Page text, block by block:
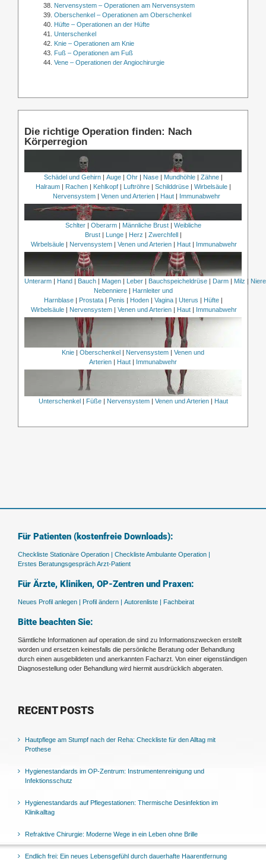
Nervensystem – Operationen am Nervensystem
Oberschenkel – Operationen am Oberschenkel
Hüfte – Operationen an der Hüfte
Unterschenkel
Knie – Operationen am Knie
Fuß – Operationen am Fuß
Vene – Operationen der Angiochirurgie
Die richtige Operation finden: Nach
Körperregion
Schädel und Gehirn| Auge| Ohr| Nase| Mundhöhle| Zähne|
Halraum| Rachen| Kehlkopf| Luftröhre| Schilddrüse| Wirbelsäule|
Nervensystem | Venen und Arterien | Haut | Immunabwehr
Schlter| Oberarm| Männliche Brust| Weibliche
Brust| Lunge| Herz Zwerchfell
Wirbelsäule
Nervensystem Venen und Arterien Haut Immunabwehr
Unterarm| Hand Bauch| Magen| Leber| Bauchspeicheldrüse| Darm| Milz
Nebenniere|
Harnleiter und
Harnblase| Prostata| Penis Hoden| Vagina| Uterus Hüfte|
Wirbelsäule
Nervensystem Venen und Arterien Haut Immunabwehr
Knie | Oberschenkel | Nervensystem | Venen und
Arterien | Haut | Immunabwehr
Unterschenkel| Füße| Nervensystem| Venen und Arterien| Haut
Für Patienten (kostenfreie Downloads):
Checkliste Stationäre Operation | Checkliste Ambulante Operation |
Erstes Beratungsgespräch Arzt-Patient
Für Ärzte, Kliniken, OP-Zentren und Praxen:
Neues Profil anlegen | Profil ändern | Autorenliste | Fachbeirat
Bitte beachten Sie:
Sämtliche Informationen auf operation.de sind zu Informationszwecken erstellt
worden und ersetzen keinesfalls die persönliche Beratung oder Behandlung
durch einen ausgebildeten und anerkannten Facharzt. Von einer eigenständigen
Diagnosestellung oder Behandlung wird hiermit ausdrücklich abgeraten.
RECENT POSTS
Hautpflege am Stumpf nach der Reha: Checkliste für den Alltag mit
Prothese
Hygienestandards im OP-Zentrum: Instrumentenreinigung und
Infektionsschutz
Hygienestandards auf Pflegestationen: Thermische Desinfektion im
Klinikalltag
Refraktive Chirurgie: Moderne Wege in ein Leben ohne Brille
Endlich frei: Ein neues Lebensgefühl durch dauerhafte Haarentfernung